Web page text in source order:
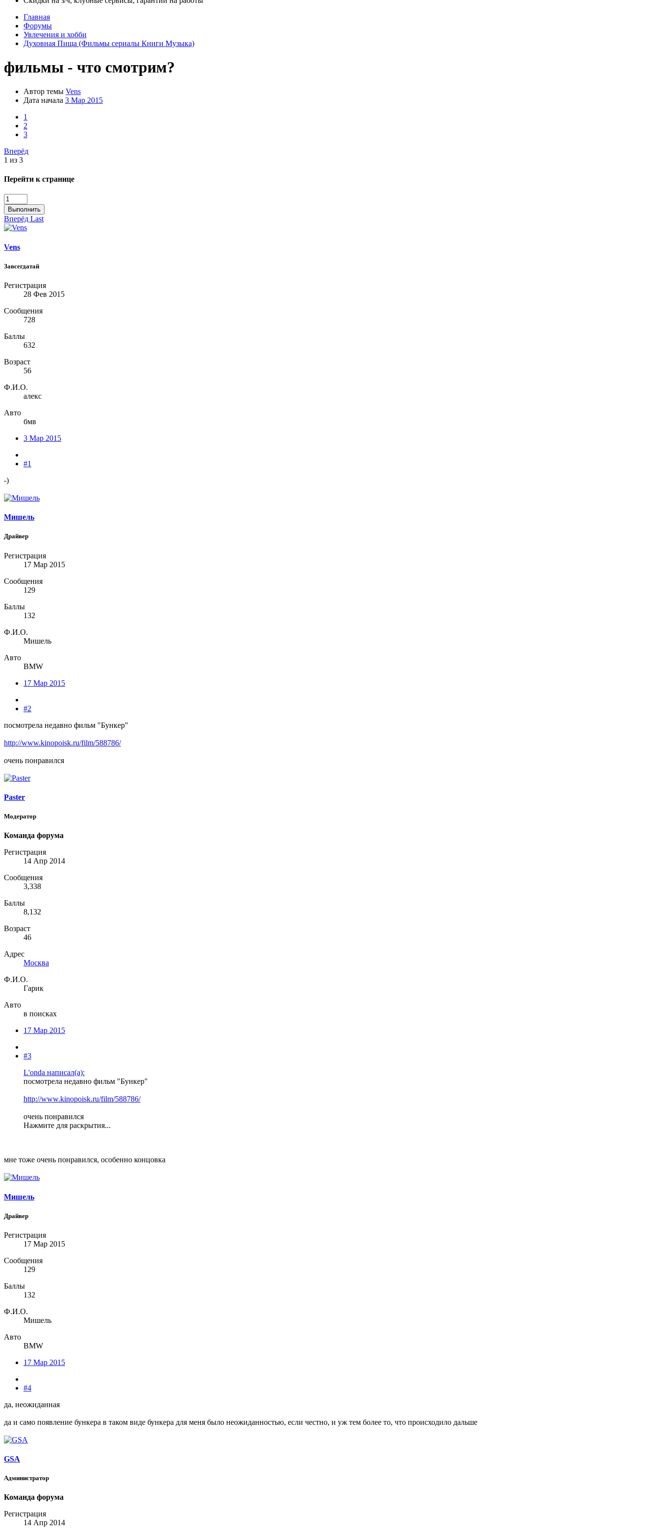
Главная
Форумы
Увлечения и хобби
Духовная Пища (Фильмы сериалы Книги Музыка)
фильмы - что смотрим?
Автор темы Vens
Дата начала 3 Мар 2015
1
2
3
Вперёд
1 из 3
Перейти к странице
Выполнить
Вперёд Last
Vens
Завсегдатай
Регистрация
28 Фев 2015
Сообщения
728
Баллы
632
Возраст
56
Ф.И.О.
алекс
Авто
бмв
3 Мар 2015
#1
-)
Мишель
Драйвер
Регистрация
17 Мар 2015
Сообщения
129
Баллы
132
Ф.И.О.
Мишель
Авто
BMW
17 Мар 2015
#2
посмотрела недавно фильм "Бункер"
http://www.kinopoisk.ru/film/588786/
очень понравился
Paster
Модератор
Команда форума
Регистрация
14 Апр 2014
Сообщения
3,338
Баллы
8,132
Возраст
46
Адрес
Москва
Ф.И.О.
Гарик
Авто
в поисках
17 Мар 2015
#3
L'onda написал(а):
посмотрела недавно фильм "Бункер"
http://www.kinopoisk.ru/film/588786/
очень понравился
Нажмите для раскрытия...
мне тоже очень понравился, особенно концовка
Мишель
Драйвер
Регистрация
17 Мар 2015
Сообщения
129
Баллы
132
Ф.И.О.
Мишель
Авто
BMW
17 Мар 2015
#4
да, неожиданная
да и само появление бункера в таком виде бункера для меня было неожиданностью, если честно, и уж тем более то, что происходило дальше
GSA
Администратор
Команда форума
Регистрация
14 Апр 2014